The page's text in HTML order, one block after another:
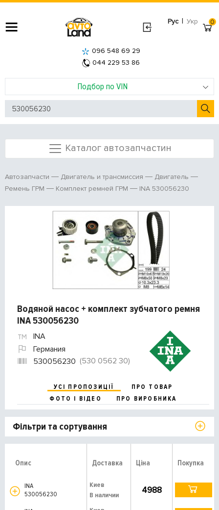
Рус | Укр
Подбор по VIN
096 548 69 29
044 229 53 86
0
Каталог автозапчастин
Автозапчасти Двигатель и трансмиссия
Двигатель
Ремень ГРМ
Комплект ремней ГРМ INA 530056230
Водяной насос + комплект зубчатого ремня
INA 530056230
INA
Германия
530056230 (530 0562 30)
УСІ ПРОПОЗИЦІЇ
ПРО ТОВАР
ФОТО І ВІДЕО
ПРО ВИРОБНИКА
Фільтри та сортування
Опис Доставка Ціна Покупка
INA
530056230
Киев
В наличии
4988